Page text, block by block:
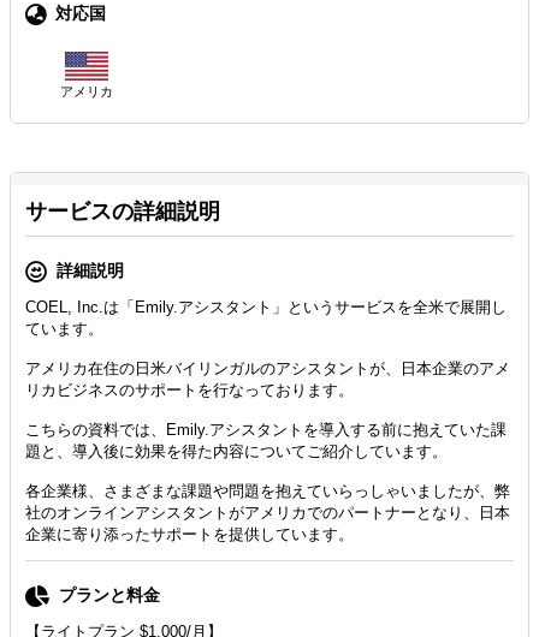
対応国
アメリカ
サービスの詳細説明
詳細説明
COEL, Inc.は「Emily.アシスタント」というサービスを全米で展開し
ています。
アメリカ在住の日米バイリンガルのアシスタントが、日本企業のアメ
リカビジネスのサポートを行なっております。
こちらの資料では、Emily.アシスタントを導入する前に抱えていた課
題と、導入後に効果を得た内容についてご紹介しています。
各企業様、さまざまな課題や問題を抱えていらっしゃいましたが、弊
社のオンラインアシスタントがアメリカでのパートナーとなり、日本
企業に寄り添ったサポートを提供しています。
プランと料金
【ライトプラン $1,000/月】